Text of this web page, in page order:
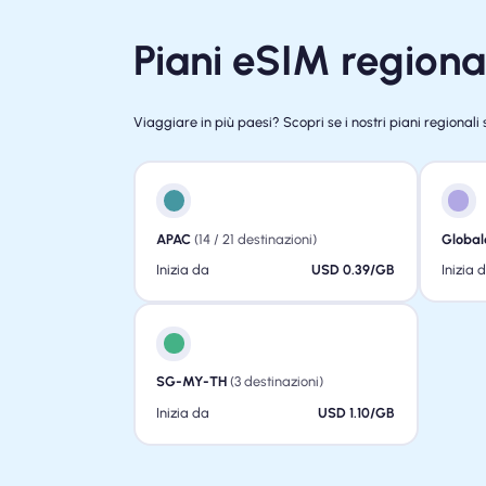
Piani eSIM
Viaggiare in più paesi? Scopri se i nostri piani regionali
APAC (14 / 21 destinazioni)
Inizia da
USD 0.39/GB
Inizia
SG-MY-TH (3 destinazioni)
Inizia da
USD 1.10/GB